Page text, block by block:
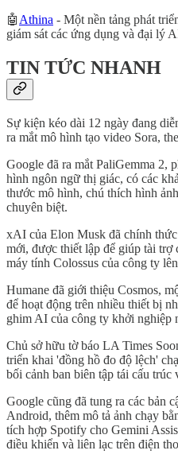
🤖 Athina - Một nền tảng phát
giám sát các ứng dụng và đại lý
TIN TỨC NHANH
Sự kiện kéo dài 12 ngày đang
ra mắt mô hình tạo video Sora,
Google đã ra mắt PaliGemma 2,
hình ngôn ngữ thị giác, có các
thước mô hình, chú thích hình
chuyên biệt.
xAI của Elon Musk đã chính
mới, được thiết lập để giúp tài trợ
máy tính Colossus của công ty
Humane đã giới thiệu Cosmos,
để hoạt động trên nhiều thiết bị
ghim AI của công ty khởi nghiệp
Chủ sở hữu tờ báo LA Times
triển khai 'đồng hồ đo độ lệch'
bối cảnh ban biên tập tái cấu trúc
Google cũng đã tung ra các bản
Android, thêm mô tả ảnh chạy
tích hợp Spotify cho Gemini
điều khiển và liên lạc trên điện